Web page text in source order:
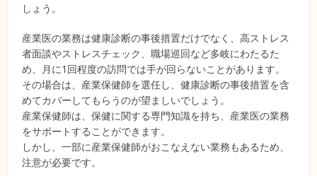
しょう。
産業医の業務は健康診断の事後措置だけでなく、高ストレス
者面談やストレスチェック、職場巡回など多岐にわたるた
め、月に1回程度の訪問では手が回らないことがあります。
その場合は、産業保健師を選任し、健康診断の事後措置を含
めてカバーしてもらうのが望ましいでしょう。
産業保健師は、保健に関する専門知識を持ち、産業医の業務
をサポートすることができます。
しかし、一部に産業保健師がおこなえない業務もあるため、
注意が必要です。